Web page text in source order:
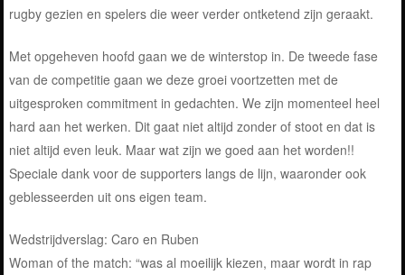
rugby gezien en spelers die weer verder ontketend zijn geraakt.
Met opgeheven hoofd gaan we de winterstop in. De tweede fase
van de competitie gaan we deze groei voortzetten met de
uitgesproken commitment in gedachten. We zijn momenteel heel
hard aan het werken. Dit gaat niet altijd zonder of stoot en dat is
niet altijd even leuk. Maar wat zijn we goed aan het worden!!
Speciale dank voor de supporters langs de lijn, waaronder ook
geblesseerden uit ons eigen team.
Wedstrijdverslag: Caro en Ruben
Woman of the match: “was al moeilijk kiezen, maar wordt in rap